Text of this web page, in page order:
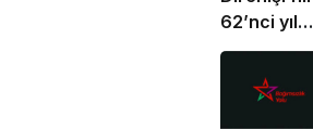
62’nci yıl
şehitler
törenle